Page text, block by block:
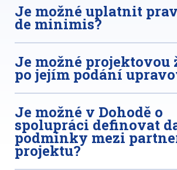
Je možné uplatnit
de minimis?
Je možné projektovou
po jejím podání
Je možné v Dohodě o
spolupráci definovat
podmínky mezi
projektu?